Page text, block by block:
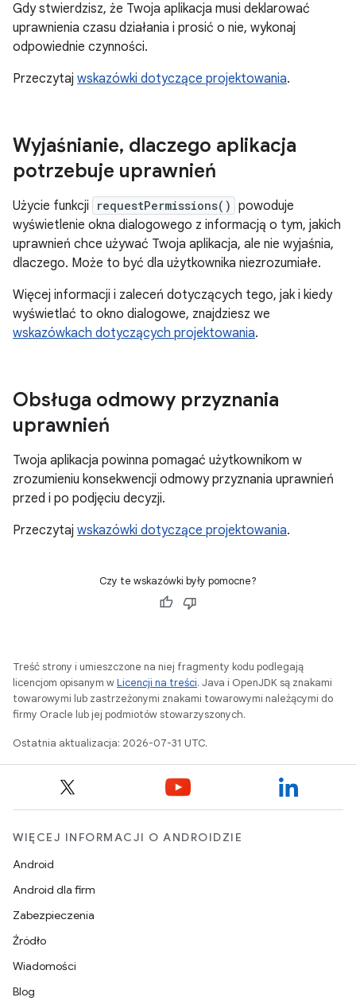
Gdy stwierdzisz, że Twoja aplikacja musi deklarować
uprawnienia czasu działania i prosić o nie, wykonaj
odpowiednie czynności.
Przeczytaj wskazówki dotyczące projektowania.
Wyjaśnianie, dlaczego aplikacja
potrzebuje uprawnień
Użycie funkcji requestPermissions() powoduje
wyświetlenie okna dialogowego z informacją o tym, jakich
uprawnień chce używać Twoja aplikacja, ale nie wyjaśnia,
dlaczego. Może to być dla użytkownika niezrozumiałe.
Więcej informacji i zaleceń dotyczących tego, jak i kiedy
wyświetlać to okno dialogowe, znajdziesz we
wskazówkach dotyczących projektowania.
Obsługa odmowy przyznania
uprawnień
Twoja aplikacja powinna pomagać użytkownikom w
zrozumieniu konsekwencji odmowy przyznania uprawnień
przed i po podjęciu decyzji.
Przeczytaj wskazówki dotyczące projektowania.
Czy te wskazówki były pomocne?
Treść strony i umieszczone na niej fragmenty kodu podlegają
licencjom opisanym wLicencji na treści. Java i OpenJDK są znakami
towarowymi lub zastrzeżonymi znakami towarowymi należącymi do
firmy Oracle lub jej podmiotów stowarzyszonych.
Ostatnia aktualizacja: 2026-07-31 UTC.
WIĘCEJ INFORMACJI O ANDROIDZIE
Android
Android dla firm
Zabezpieczenia
Źródło
Wiadomości
Blog